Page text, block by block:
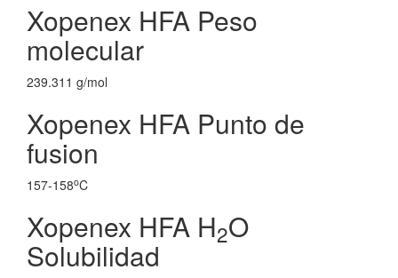
Xopenex HFA Peso
molecular
239.311 g/mol
Xopenex HFA Punto de
fusion
157-158oC
Xopenex HFA H2O
Solubilidad